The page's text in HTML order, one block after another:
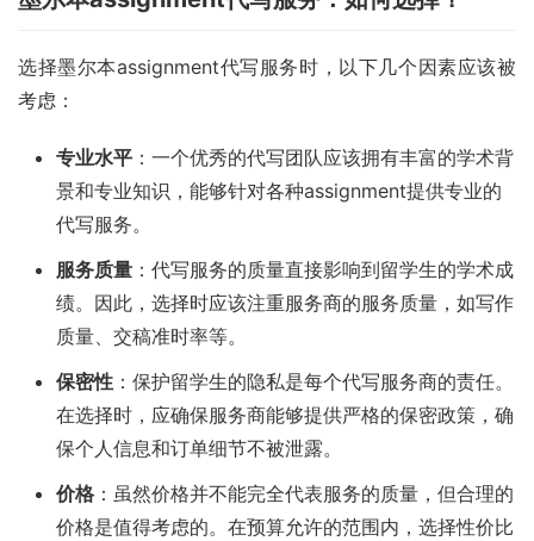
选择墨尔本assignment代写服务时，以下几个因素应该被
考虑：
专业水平 ：一个优秀的代写团队应该拥有丰富的学术背
景和专业知识，能够针对各种assignment提供专业的
代写服务。
服务质量 ：代写服务的质量直接影响到留学生的学术成
绩。因此，选择时应该注重服务商的服务质量，如写作
质量、交稿准时率等。
保密性 ：保护留学生的隐私是每个代写服务商的责任。
在选择时，应确保服务商能够提供严格的保密政策，确
保个人信息和订单细节不被泄露。
价格 ：虽然价格并不能完全代表服务的质量，但合理的
价格是值得考虑的。在预算允许的范围内，选择性价比